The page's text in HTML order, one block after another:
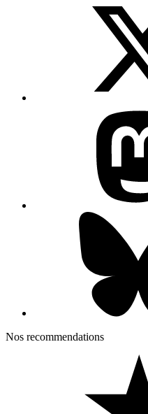
Nos recommendations